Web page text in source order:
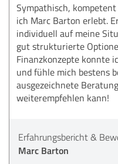
Sympathisch,
ich Marc Barton erlebt.
individuell auf meine
gut strukturierte
Finanzkonzepte konnte
und fühle mich bestens
ausgezeichnete
weiterempfehlen kann!
Erfahrungsbericht &
Marc Barton